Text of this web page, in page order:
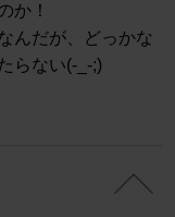
か！
んだが、どっかな
らない(-_-;)